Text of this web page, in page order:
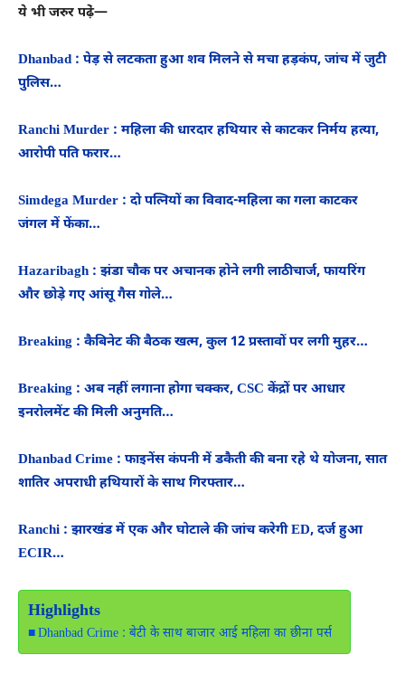
ये भी जरुर पढे़ं—
Dhanbad : पेड़ से लटकता हुआ शव मिलने से मचा हड़कंप, जांच में जुटी
पुलिस…
Ranchi Murder : महिला की धारदार हथियार से काटकर निर्मय हत्या,
आरोपी पति फरार…
Simdega Murder : दो पत्नियों का विवाद-महिला का गला काटकर
जंगल में फेंका…
Hazaribagh : झंडा चौक पर अचानक होने लगी लाठीचार्ज, फायरिंग
और छोड़े गए आंसू गैस गोले…
Breaking : कैबिनेट की बैठक खत्म, कुल 12 प्रस्तावों पर लगी मुहर…
Breaking : अब नहीं लगाना होगा चक्कर, CSC केंद्रों पर आधार
इनरोलमेंट की मिली अनुमति…
Dhanbad Crime : फाइनेंस कंपनी में डकैती की बना रहे थे योजना, सात
शातिर अपराधी हथियारों के साथ गिरफ्तार…
Ranchi : झारखंड में एक और घोटाले की जांच करेगी ED, दर्ज हुआ
ECIR…
Highlights
Dhanbad Crime : बेटी के साथ बाजार आई महिला का छीना पर्स